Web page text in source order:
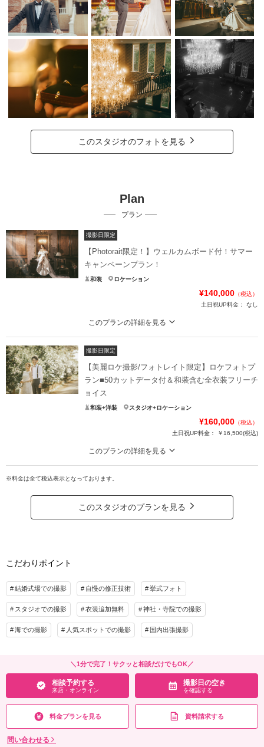
このスタジオのフォトを見る
Plan
プラン
撮影日限定
【Photorait限定！】ウェルカムボード付！サマー
キャンペーンプラン！
和装 ロケーション
¥140,000 （税込）
土日祝UP料金：
なし
このプランの詳細を見る
オプションなしのオールインパッケージです
Photorait限定のスペシャルプラン！結婚式を控えられているカップルにはウェ
ルカムボードまで付くお得なプラン！レタッチ付きなのでWEB招待状はもちろ
んウェルカムボードも美しいお写真で揃えられます！
小物一式
データ 50カット
衣装追加 会食 挙式
家族と撮影 家族用衣装レンタル
お選びいただく衣装による金額UPはございません。また洋装・和装等の違いによる
来店・オンライン
撮影日限定
【美麗ロケ撮影/フォトレイト限定】ロケフォトプ
ラン■50カットデータ付＆和装含む全衣装フリーチ
ョイス
和装+洋装 スタジオ+ロケーション
¥160,000 （税込）
土日祝UP料金：
￥16,500(税込)
このプランの詳細を見る
フォトスタジオでよくある「衣装による追加料金」は一切無し。店内全ての衣
装からお好みの一着を選ぶことができます！
衣装は安心のフリーチョイス！
◇コーディネート一式
◇ヘアセット
※衣装毎のヘアチェンジ
プラン詳細
衣装追加 挙式
家族と撮影 家族用衣装レンタル ペットと撮影
その他含むもの
お選びいただく衣装による金額UPはございません。また洋装・和装等の違いによる
※料金は全て税込表示となっております。
このスタジオのプランを見る
こだわりポイント
結婚式場での撮影 自慢の修正技術 挙式フォト
スタジオでの撮影 衣装追加無料 神社・寺院での撮影
海での撮影 人気スポットでの撮影 国内出張撮影
＼1分で完了！サクッと相談だけでもOK／
相談予約する
来店・オンライン
撮影日の空き
を確認する
料金プランを見る 資料請求する
問い合わせる